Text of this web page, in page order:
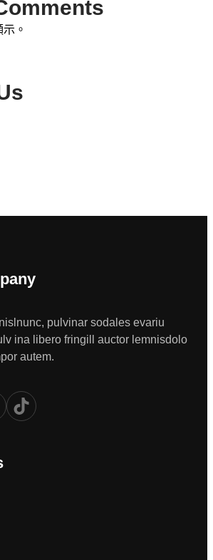
。
pulvinar sodales evariu
ina libero fringill auctor lemnisdolo
autem.
TikTok